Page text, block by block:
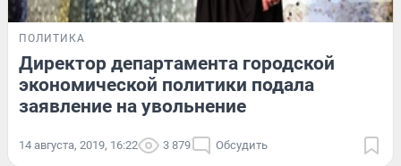
ПОЛИТИКА
Директор департамента городской
экономической политики подала
заявление на увольнение
14 августа, 2019, 16:22 3 879 Обсудить